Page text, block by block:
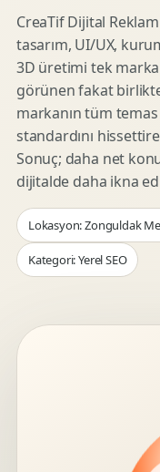
CreaTif Dijital Reklam
tasarım, UI/UX,
3D üretimi tek marka
görünen fakat
markanın tüm
standardını
Sonuç; daha net
dijitalde daha ikna
Lokasyon: Zonguldak
Kategori: Yerel SEO